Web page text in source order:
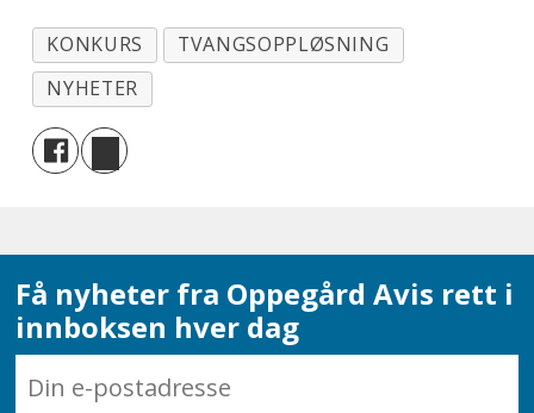
KONKURS
TVANGSOPPLØSNING
NYHETER
Få nyheter fra Oppegård Avis rett i
innboksen hver dag